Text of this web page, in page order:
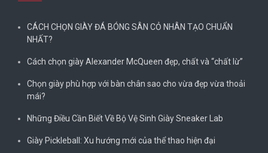
CÁCH CHỌN GIÀY ĐÁ BÓNG SÂN CỎ NHÂN TẠO CHUẨN
NHẤT?
Cách chọn giày Alexander McQueen đẹp, chất và “chất lừ”
Chọn giày phù hợp với bàn chân sao cho vừa đẹp vừa thoải
mái?
Những Điều Cần Biết Về Bộ Vệ Sinh Giày Sneaker Lab
Giày Pickleball: Xu hướng mới của thể thao hiện đại